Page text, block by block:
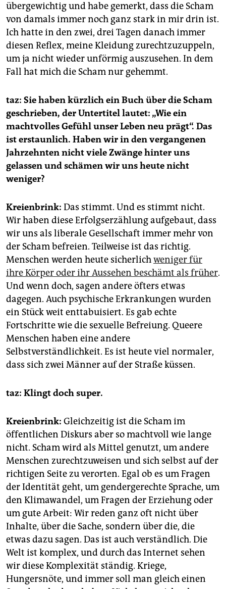
übergewichtig und habe gemerkt, dass die Scham
von damals immer noch ganz stark in mir drin ist.
Ich hatte in den zwei, drei Tagen danach immer
diesen Reflex, meine Kleidung zurechtzuzuppeln,
um ja nicht wieder unförmig auszusehen. In dem
Fall hat mich die Scham nur gehemmt.
taz: Sie haben kürzlich ein Buch über die Scham
geschrieben, der Untertitel lautet: „Wie ein
machtvolles Gefühl unser Leben neu prägt“. Das
ist erstaunlich. Haben wir in den vergangenen
Jahrzehnten nicht viele Zwänge hinter uns
gelassen und schämen wir uns heute nicht
weniger?
Kreienbrink: Das stimmt. Und es stimmt nicht.
Wir haben diese Erfolgserzählung aufgebaut, dass
wir uns als liberale Gesellschaft immer mehr von
der Scham befreien. Teilweise ist das richtig.
Menschen werden heute sicherlichweniger für
ihre Körper oder ihr Aussehen beschämt als früher.
Und wenn doch, sagen andere öfters etwas
dagegen. Auch psychische Erkrankungen wurden
ein Stück weit enttabuisiert. Es gab echte
Fortschritte wie die sexuelle Befreiung. Queere
Menschen haben eine andere
Selbstverständlichkeit. Es ist heute viel normaler,
dass sich zwei Männer auf der Straße küssen.
taz: Klingt doch super.
Kreienbrink: Gleichzeitig ist die Scham im
öffentlichen Diskurs aber so machtvoll wie lange
nicht. Scham wird als Mittel genutzt, um andere
Menschen zurechtzuweisen und sich selbst auf der
richtigen Seite zu verorten. Egal ob es um Fragen
der Identität geht, um gendergerechte Sprache, um
den Klimawandel, um Fragen der Erziehung oder
um gute Arbeit: Wir reden ganz oft nicht über
Inhalte, über die Sache, sondern über die, die
etwas dazu sagen. Das ist auch verständlich. Die
Welt ist komplex, und durch das Internet sehen
wir diese Komplexität ständig. Kriege,
Hungersnöte, und immer soll man gleich einen